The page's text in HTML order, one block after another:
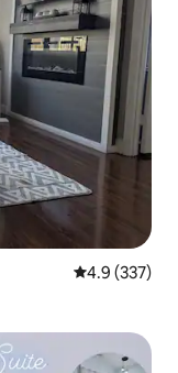
從 337 則評
4.9 (337)